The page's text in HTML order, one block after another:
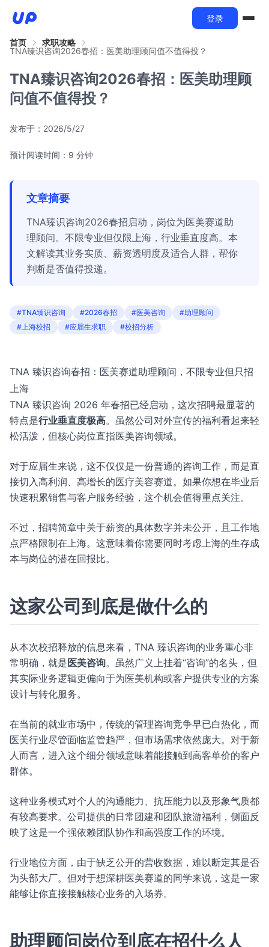
登录
首页
求职攻略
TNA臻识咨询2026春招：医美助理顾问值不值得投？
TNA臻识咨询2026春招：医美助理顾
问值不值得投？
发布于： 2026/5/27
预计阅读时间：9 分钟
文章摘要
TNA臻识咨询2026春招启动，岗位为医美赛道助
理顾问。不限专业但仅限上海，行业垂直度高。本
文解读其业务实质、薪资透明度及适合人群，帮你
判断是否值得投递。
#TNA臻识咨询 #2026春招 #医美咨询
#助理顾问
#上海校招
#应届生求职 #校招分析
TNA 臻识咨询春招：医美赛道助理顾问，不限专业但只招
上海
TNA 臻识咨询 2026 年春招已经启动，这次招聘最显著的
特点是行业垂直度极高。虽然公司对外宣传的福利看起来轻
松活泼，但核心岗位直指医美咨询领域。
对于应届生来说，这不仅仅是一份普通的咨询工作，而是直
接切入高利润、高增长的医疗美容赛道。如果你想在毕业后
快速积累销售与客户服务经验，这个机会值得重点关注。
不过，招聘简章中关于薪资的具体数字并未公开，且工作地
点严格限制在上海。这意味着你需要同时考虑上海的生存成
本与岗位的潜在回报比。
这家公司到底是做什么的
从本次校招释放的信息来看，TNA 臻识咨询的业务重心非
常明确，就是医美咨询。虽然广义上挂着“咨询”的名头，但
其实际业务逻辑更偏向于为医美机构或客户提供专业的方案
设计与转化服务。
在当前的就业市场中，传统的管理咨询竞争早已白热化，而
医美行业尽管面临监管趋严，但市场需求依然庞大。对于新
人而言，进入这个细分领域意味着能接触到高客单价的客户
群体。
这种业务模式对个人的沟通能力、抗压能力以及形象气质都
有较高要求。公司提供的日常团建和团队旅游福利，侧面反
映了这是一个强依赖团队协作和高强度工作的环境。
行业地位方面，由于缺乏公开的营收数据，难以断定其是否
为头部大厂。但对于想深耕医美赛道的同学来说，这是一家
能够让你直接接触核心业务的入场券。
助理顾问岗位到底在招什么人